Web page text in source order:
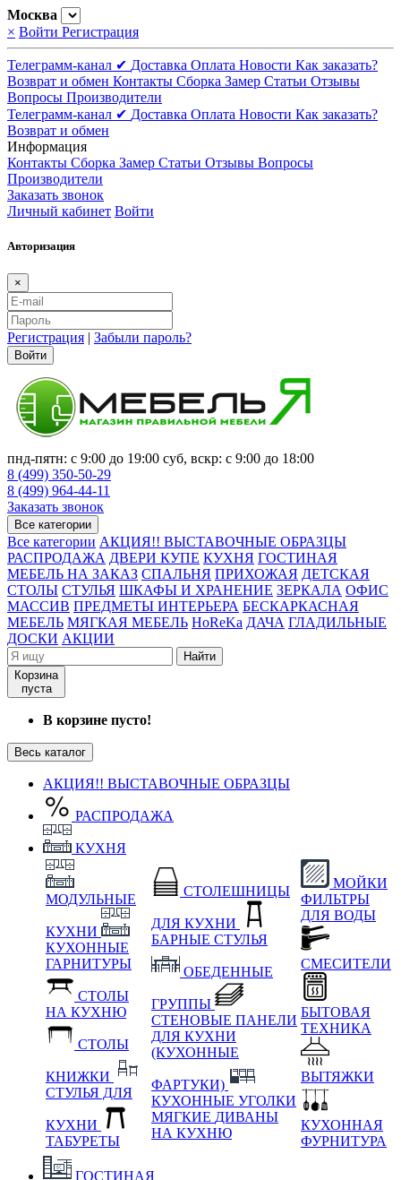
Москва
× Войти Регистрация
Телеграмм-канал ✔ Доставка Оплата Новости Как заказать?
Возврат и обмен Контакты Сборка Замер Статьи Отзывы
Вопросы Производители
Телеграмм-канал ✔ Доставка Оплата Новости Как заказать?
Возврат и обмен
Информация
Контакты Сборка Замер Статьи Отзывы Вопросы
Производители
Заказать звонок
Личный кабинет Войти
Авторизация
×
Регистрация | Забыли пароль?
Войти
пнд-пятн: с 9:00 до 19:00 суб, вскр: с 9:00 до 18:00
8 (499) 350-50-29
8 (499) 964-44-11
Заказать звонок
Все категории
Все категории АКЦИЯ!! ВЫСТАВОЧНЫЕ ОБРАЗЦЫ
РАСПРОДАЖА ДВЕРИ КУПЕ КУХНЯ ГОСТИНАЯ
МЕБЕЛЬ НА ЗАКАЗ СПАЛЬНЯ ПРИХОЖАЯ ДЕТСКАЯ
СТОЛЫ СТУЛЬЯ ШКАФЫ И ХРАНЕНИЕ ЗЕРКАЛА ОФИС
МАССИВ ПРЕДМЕТЫ ИНТЕРЬЕРА БЕСКАРКАСНАЯ
МЕБЕЛЬ МЯГКАЯ МЕБЕЛЬ HoReKa ДАЧА ГЛАДИЛЬНЫЕ
ДОСКИ АКЦИИ
Найти
Корзина
пуста
В корзине пусто!
Весь каталог
АКЦИЯ!! ВЫСТАВОЧНЫЕ ОБРАЗЦЫ
РАСПРОДАЖА
КУХНЯ
МОДУЛЬНЫЕ
КУХНИ
КУХОННЫЕ
ГАРНИТУРЫ
СТОЛЫ
НА КУХНЮ
СТОЛЫ
КНИЖКИ
СТУЛЬЯ ДЛЯ
КУХНИ
ТАБУРЕТЫ
СТОЛЕШНИЦЫ
ДЛЯ КУХНИ
БАРНЫЕ СТУЛЬЯ
ОБЕДЕННЫЕ
ГРУППЫ
СТЕНОВЫЕ ПАНЕЛИ
ДЛЯ КУХНИ
(КУХОННЫЕ
ФАРТУКИ)
КУХОННЫЕ УГОЛКИ
МЯГКИЕ ДИВАНЫ
НА КУХНЮ
МОЙКИ
ФИЛЬТРЫ
ДЛЯ ВОДЫ
СМЕСИТЕЛИ
БЫТОВАЯ
ТЕХНИКА
ВЫТЯЖКИ
КУХОННАЯ
ФУРНИТУРА
ГОСТИНАЯ